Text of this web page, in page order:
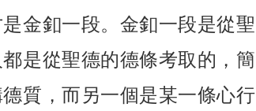
金釦一段。金釦一段是從聖
是從聖德的德條考取的，簡
質，而另一個是某一條心行